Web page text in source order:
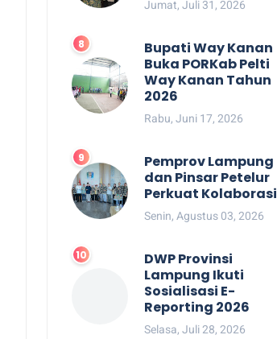
Jumat, Juli 31, 2026
Bupati Way Kanan
Buka PORKab Pelti
Way Kanan Tahun
2026
Rabu, Juni 17, 2026
Pemprov Lampung
dan Pinsar Petelur
Perkuat Kolaborasi
Senin, Agustus 03, 2026
DWP Provinsi
Lampung Ikuti
Sosialisasi E-
Reporting 2026
Selasa, Juli 28, 2026